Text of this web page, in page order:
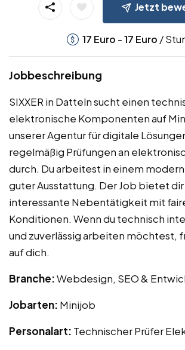
Jetzt
17 Euro -17 Euro /
Jobbeschreibung
SIXXER in Datteln sucht einen
elektronische Komponenten auf
unserer Agentur für digitale
regelmäßig Prüfungen an
durch. Du arbeitest in einem
guter Ausstattung. Der Job bietet
interessante Nebentätigkeit mit
Konditionen. Wenn du technisch
und zuverlässig arbeiten möchtest,
auf dich.
Branche:Webdesign, SEO &
Jobarten: Minijob
Personalart: Technischer Prüfer